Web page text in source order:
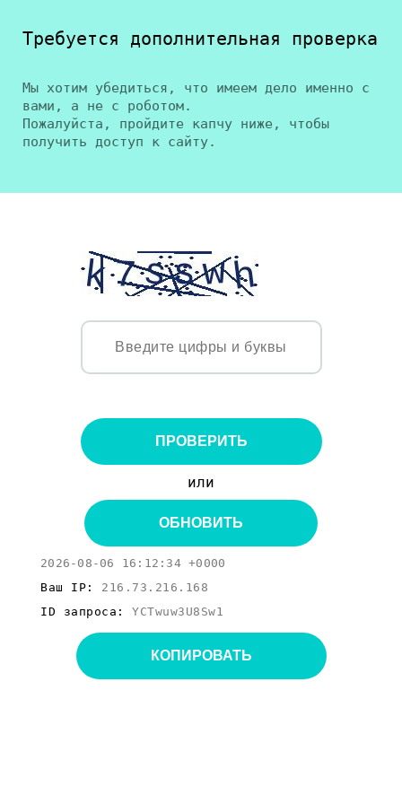
Требуется дополнительная проверка
Мы хотим убедиться, что имеем дело именно с
вами, а не с роботом.
Пожалуйста, пройдите капчу ниже, чтобы
получить доступ к сайту.
ПРОВЕРИТЬ
или
ОБНОВИТЬ
2026-08-06 16:12:34 +0000
Ваш IP: 216.73.216.168
ID запроса: YCTwuw3U8Sw1
КОПИРОВАТЬ